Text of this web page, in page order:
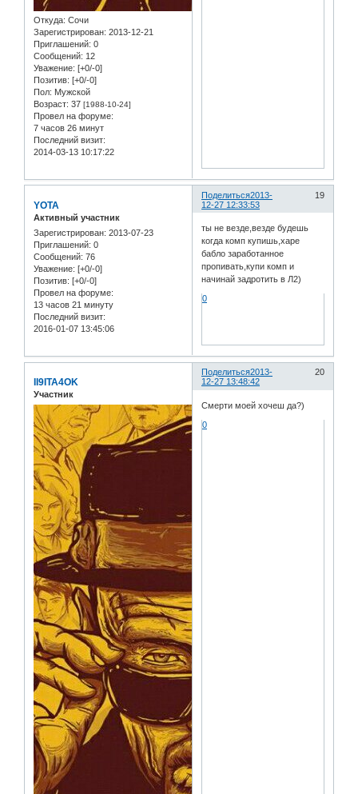
Откуда: Сочи
Зарегистрирован: 2013-12-21
Приглашений: 0
Сообщений: 12
Уважение: [+0/-0]
Позитив: [+0/-0]
Пол: Мужской
Возраст: 37 [1988-10-24]
Провел на форуме:
7 часов 26 минут
Последний визит:
2014-03-13 10:17:22
Поделиться 19
2013-
12-27 12:33:53
YOTA
Активный участник
Зарегистрирован: 2013-07-23
Приглашений: 0
Сообщений: 76
Уважение: [+0/-0]
Позитив: [+0/-0]
Провел на форуме:
13 часов 21 минуту
Последний визит:
2016-01-07 13:45:06
ты не везде,везде будешь
когда комп купишь,харе
бабло заработанное
пропивать,купи комп и
начинай задротить в Л2)
0
Поделиться 20
2013-
12-27 13:48:42
II9ITA4OK
Участник
Смерти моей хочеш да?)
0